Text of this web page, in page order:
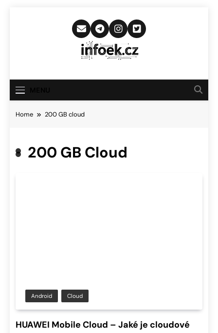
Infoek.cz
Novinkám
Home 200 GB cloud
200 GB Cloud
Android Cloud
HUAWEI Mobile Cloud – Jaké je cloudové